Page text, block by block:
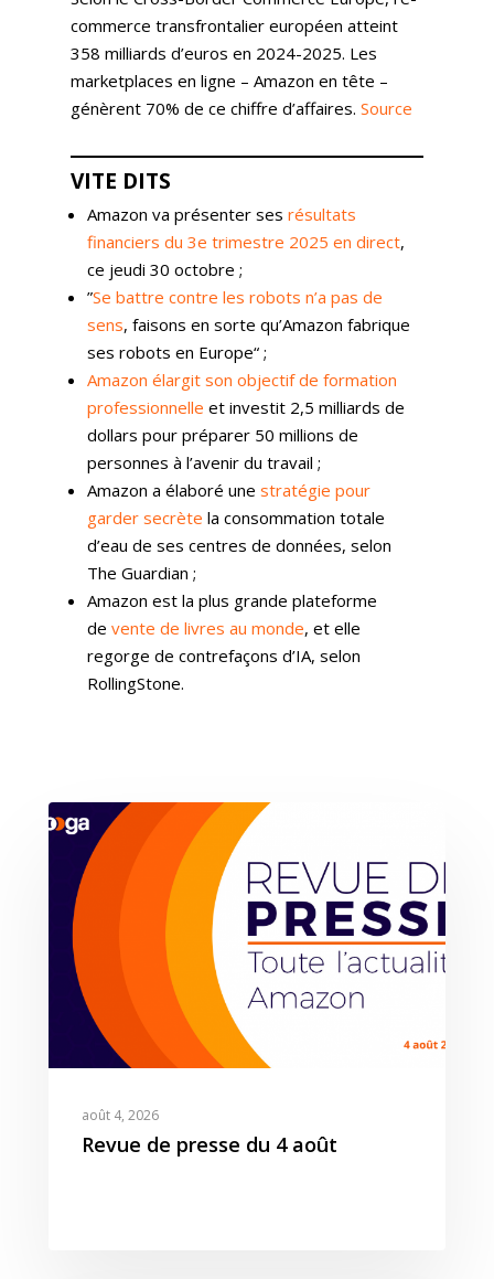
commerce transfrontalier européen atteint
358 milliards d’euros en 2024-2025. Les
marketplaces en ligne – Amazon en tête –
génèrent 70% de ce chiffre d’affaires. Source
VITE DITS
Amazon va présenter ses résultats
financiers du 3e trimestre 2025 en direct,
ce jeudi 30 octobre ;
”Se battre contre les robots n’a pas de
sens, faisons en sorte qu’Amazon fabrique
ses robots en Europe“ ;
Amazon élargit son objectif de formation
professionnelle et investit 2,5 milliards de
dollars pour préparer 50 millions de
personnes à l’avenir du travail ;
Amazon a élaboré une stratégie pour
garder secrète la consommation totale
d’eau de ses centres de données, selon
The Guardian ;
Amazon est la plus grande plateforme
de vente de livres au monde, et elle
regorge de contrefaçons d’IA, selon
RollingStone.
août 4, 2026
Revue de presse du 4 août